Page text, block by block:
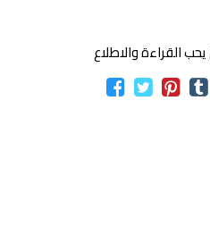
القراءة والاطلاع